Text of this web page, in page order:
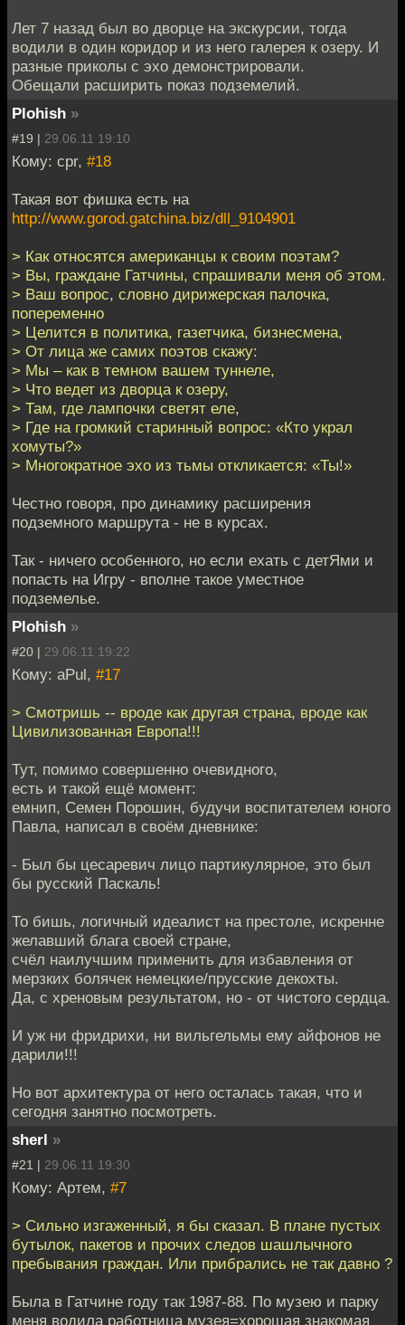
Лет 7 назад был во дворце на экскурсии, тогда
водили в один коридор и из него галерея к озеру. И
разные приколы с эхо демонстрировали.
Обещали расширить показ подземелий.
Plohish »
#19 | 29.06.11 19:10
Кому: cpr, #18
Такая вот фишка есть на
http://www.gorod.gatchina.biz/dll_9104901
> Как относятся американцы к своим поэтам?
> Вы, граждане Гатчины, спрашивали меня об этом.
> Ваш вопрос, словно дирижерская палочка,
попеременно
> Целится в политика, газетчика, бизнесмена,
> От лица же самих поэтов скажу:
> Мы – как в темном вашем туннеле,
> Что ведет из дворца к озеру,
> Там, где лампочки светят еле,
> Где на громкий старинный вопрос: «Кто украл
хомуты?»
> Многократное эхо из тьмы откликается: «Ты!»
Честно говоря, про динамику расширения
подземного маршрута - не в курсах.
Так - ничего особенного, но если ехать с детЯми и
попасть на Игру - вполне такое уместное
подземелье.
Plohish »
#20 | 29.06.11 19:22
Кому: aPul, #17
> Смотришь -- вроде как другая страна, вроде как
Цивилизованная Европа!!!
Тут, помимо совершенно очевидного,
есть и такой ещё момент:
емнип, Семен Порошин, будучи воспитателем юного
Павла, написал в своём дневнике:
- Был бы цесаревич лицо партикулярное, это был
бы русский Паскаль!
То бишь, логичный идеалист на престоле, искренне
желавший блага своей стране,
счёл наилучшим применить для избавления от
мерзких болячек немецкие/прусские декохты.
Да, с хреновым результатом, но - от чистого сердца.
И уж ни фридрихи, ни вильгельмы ему айфонов не
дарили!!!
Но вот архитектура от него осталась такая, что и
сегодня занятно посмотреть.
sherl »
#21 | 29.06.11 19:30
Кому: Артем, #7
> Сильно изгаженный, я бы сказал. В плане пустых
бутылок, пакетов и прочих следов шашлычного
пребывания граждан. Или прибрались не так давно ?
Была в Гатчине году так 1987-88. По музею и парку
меня водила работница музея=хорошая знакомая